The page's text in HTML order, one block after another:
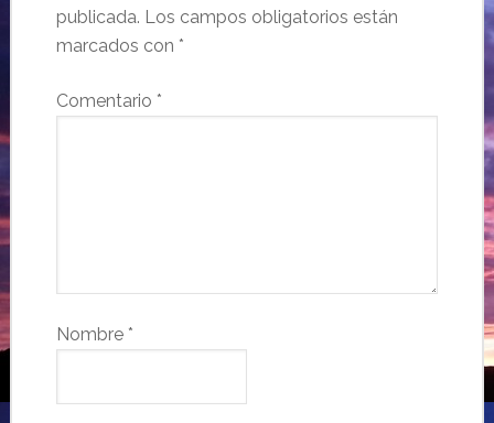
publicada. Los campos obligatorios están
marcados con *
Comentario *
Nombre *